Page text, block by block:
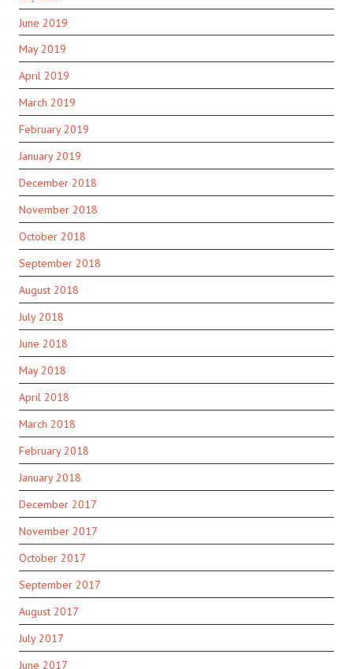
June 2019
May 2019
April 2019
March 2019
February 2019
January 2019
December 2018
November 2018
October 2018
September 2018
August 2018
July 2018
June 2018
May 2018
April 2018
March 2018
February 2018
January 2018
December 2017
November 2017
October 2017
September 2017
August 2017
July 2017
June 2017